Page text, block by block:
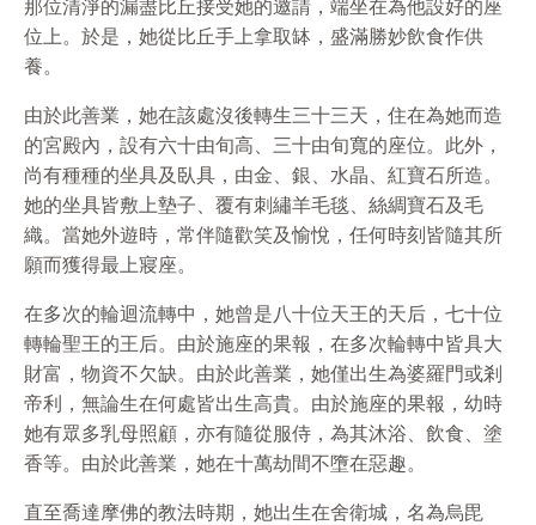
那位清淨的漏盡比丘接受她的邀請，端坐在為他設好的座
位上。於是，她從比丘手上拿取缽，盛滿勝妙飲食作供
養。
由於此善業，她在該處沒後轉生三十三天，住在為她而造
的宮殿內，設有六十由旬高、三十由旬寬的座位。此外，
尚有種種的坐具及臥具，由金、銀、水晶、紅寶石所造。
她的坐具皆敷上墊子、覆有刺繡羊毛毯、絲綢寶石及毛
織。當她外遊時，常伴隨歡笑及愉悅，任何時刻皆隨其所
願而獲得最上寢座。
在多次的輪迴流轉中，她曾是八十位天王的天后，七十位
轉輪聖王的王后。由於施座的果報，在多次輪轉中皆具大
財富，物資不欠缺。由於此善業，她僅出生為婆羅門或剎
帝利，無論生在何處皆出生高貴。由於施座的果報，幼時
她有眾多乳母照顧，亦有隨從服侍，為其沐浴、飲食、塗
香等。由於此善業，她在十萬劫間不墮在惡趣。
直至喬達摩佛的教法時期，她出生在舍衛城，名為烏毘